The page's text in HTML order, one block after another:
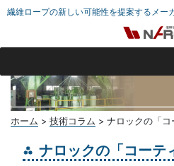
繊維ロープの新しい可能性を提案するメー
ホーム > 技術コラム > ナロックの「コ
ナロックの「コーテ